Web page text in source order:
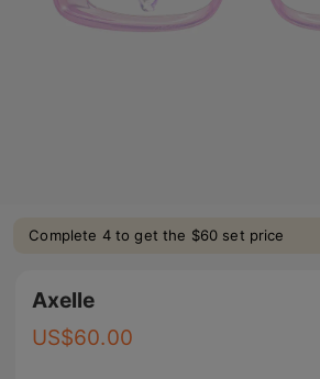
Complete 4 to get the $60 set price
Axelle
US$60.00